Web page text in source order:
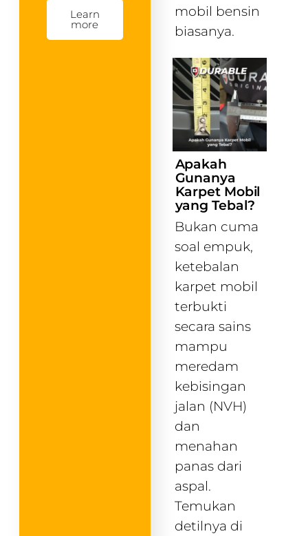
Learn
more
mobil bensin
biasanya.
Apakah
Gunanya
Karpet Mobil
yang Tebal?
Bukan cuma
soal empuk,
ketebalan
karpet mobil
terbukti
secara sains
mampu
meredam
kebisingan
jalan (NVH)
dan
menahan
panas dari
aspal.
Temukan
detilnya di